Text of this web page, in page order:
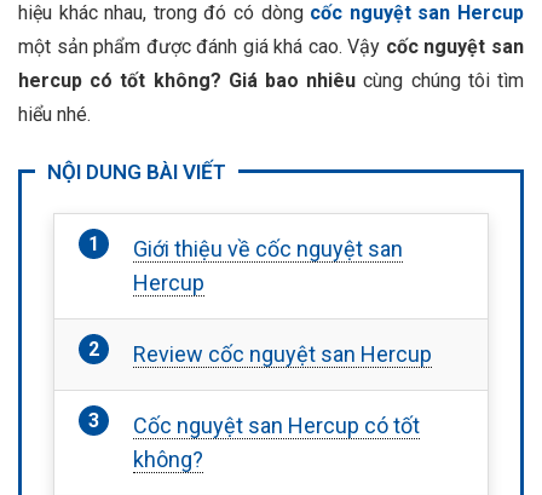
hiệu khác nhau, trong đó có dòng cốc nguyệt san Hercup
một sản phẩm được đánh giá khá cao. Vậy cốc nguyệt san
hercup có tốt không? Giá bao nhiêu cùng chúng tôi tìm
hiểu nhé.
NỘI DUNG BÀI VIẾT
Giới thiệu về cốc nguyệt san
Hercup
Review cốc nguyệt san Hercup
Cốc nguyệt san Hercup có tốt
không?